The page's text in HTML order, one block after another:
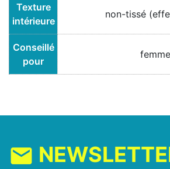
Texture
intérieure
non-tissé
Conseillé
pour
femme
mail